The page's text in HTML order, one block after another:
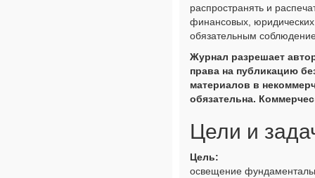
распространять и
финансовых, юридических
обязательным
Журнал разрешает
права на публикацию
материалов в
обязательна.
Цели и
Цель:
освещение